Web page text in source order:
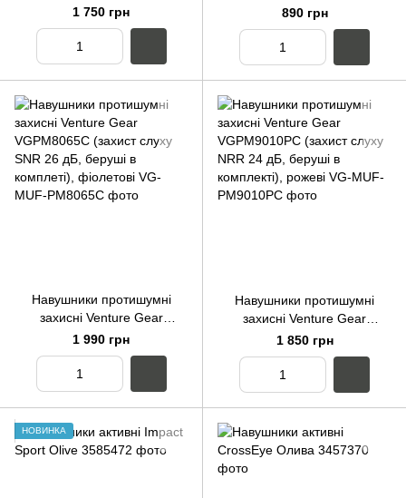
NRR 24 dB), оливкові +
беруші в комплекті
1 750 грн
(захист слуху SNR 30.4 дБ),
кольору олива
890 грн
Навушники протишумні
захисні Venture Gear
VGPM8065C (захист слуху
SNR 26 дБ, беруші в
комплеті), фіолетові
1 990 грн
Навушники протишумні
захисні Venture Gear
VGPM9010PC (захист слуху
NRR 24 дБ, беруші в
комплекті), рожеві
1 850 грн
НОВИНКА